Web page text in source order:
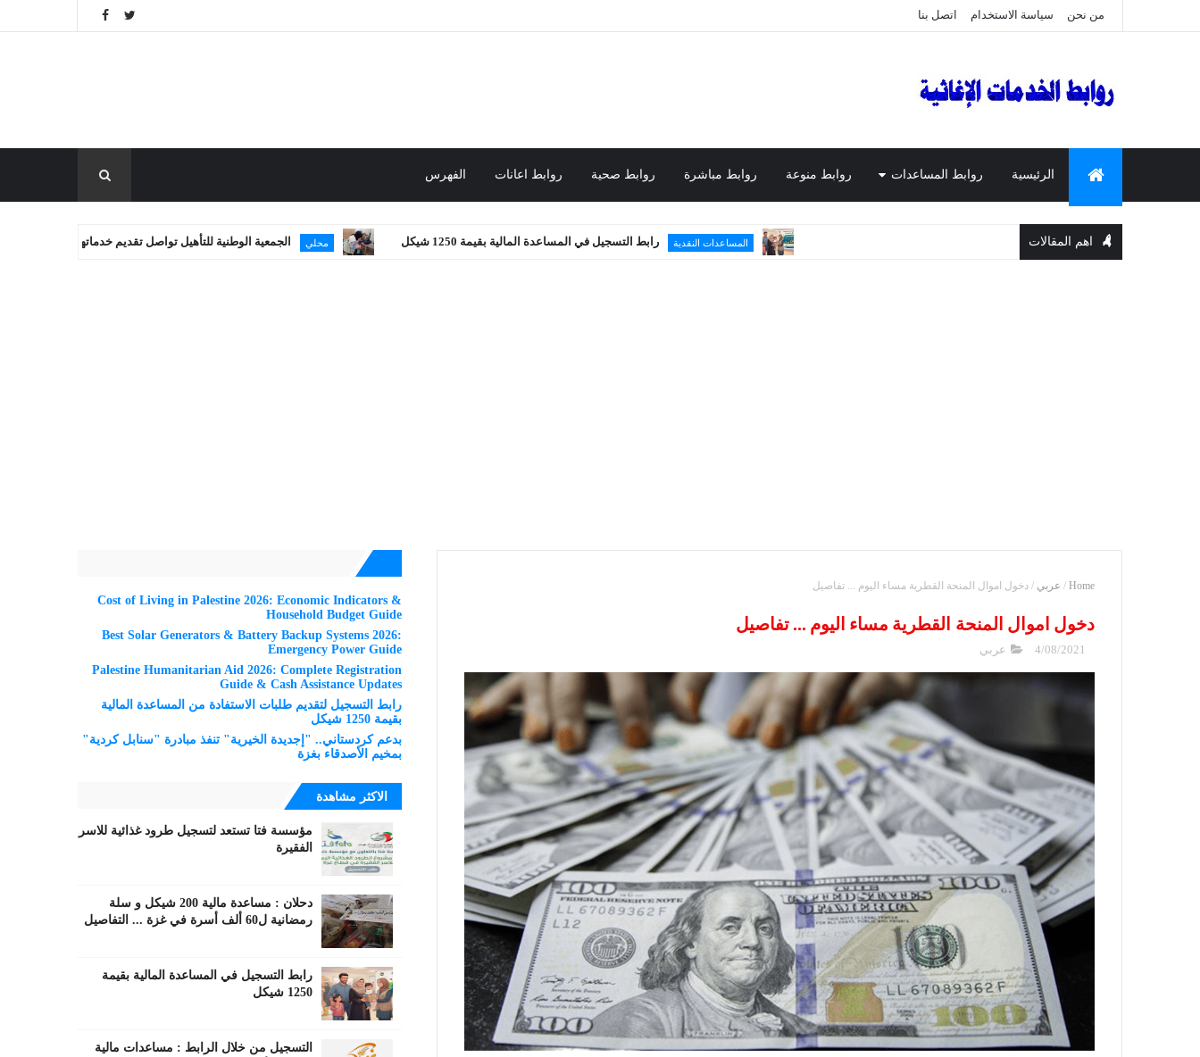
من نحن سياسة الاستخدام اتصل بنا
الرئيسية روابط المساعدات روابط منوعة روابط مباشرة روابط صحية روابط اعانات الفهرس
اهم المقالات المساعدات النقدية رابط التسجيل في المساعدة المالية بقيمة 1250 شيكل محلي الجمعية الوطنية للتأهيل تواصل تقديم خدماتها العلاجية في غزة
Home
/ عربي / دخول اموال المنحة القطرية مساء اليوم ... تفاصيل
دخول اموال المنحة القطرية مساء اليوم ... تفاصيل
4/08/2021 عربي
Cost of Living in Palestine 2026: Economic Indicators &
Household Budget Guide
Best Solar Generators & Battery Backup Systems 2026:
Emergency Power Guide
Palestine Humanitarian Aid 2026: Complete Registration
Guide & Cash Assistance Updates
رابط التسجيل لتقديم طلبات الاستفادة من المساعدة المالية
بقيمة 1250 شيكل
بدعم كردستاني.. "إجديدة الخيرية" تنفذ مبادرة "سنابل كردية"
بمخيم الأصدقاء بغزة
الاكثر مشاهدة
مؤسسة فتا تستعد لتسجيل طرود غذائية للاسر
الفقيرة
دحلان : مساعدة مالية 200 شيكل و سلة
رمضانية ل60 ألف أسرة في غزة ... التفاصيل
رابط التسجيل في المساعدة المالية بقيمة
1250 شيكل
التسجيل من خلال الرابط : مساعدات مالية